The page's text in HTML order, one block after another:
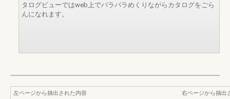
タログビューではweb上でパラパラめくりながらカタログをごら
んになれます。
左ページから抽出された内容
右ページから抽出